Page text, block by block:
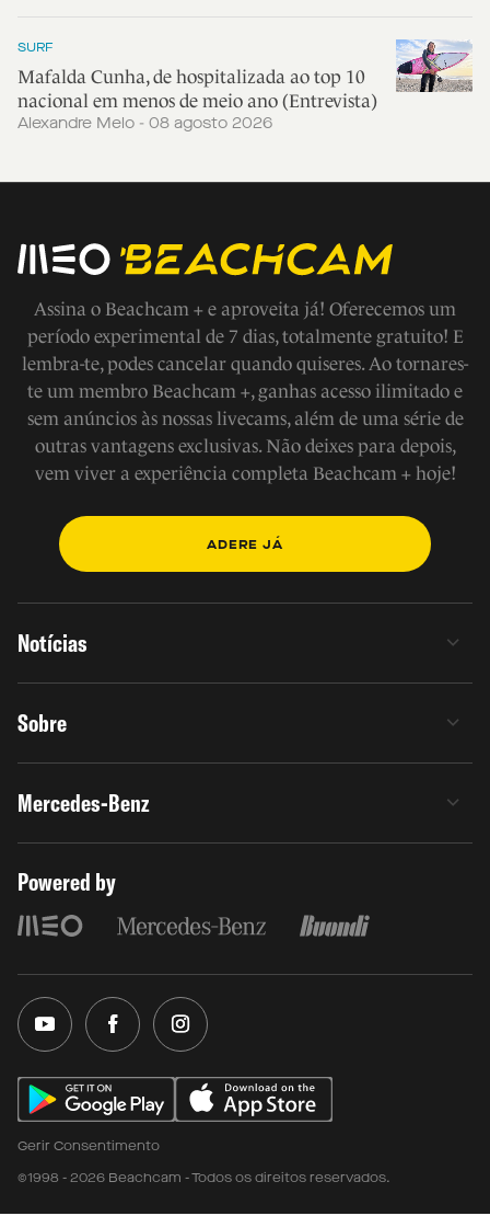
SURF
Mafalda Cunha, de hospitalizada ao top 10
nacional em menos de meio ano (Entrevista)
Alexandre Melo - 08 agosto 2026
Assina o Beachcam + e aproveita já! Oferecemos um
período experimental de 7 dias, totalmente gratuito! E
lembra-te, podes cancelar quando quiseres. Ao tornares-
te um membro Beachcam +, ganhas acesso ilimitado e
sem anúncios às nossas livecams, além de uma série de
outras vantagens exclusivas. Não deixes para depois,
vem viver a experiência completa Beachcam + hoje!
ADERE JÁ
Notícias
Sobre
Mercedes-Benz
Powered by
Gerir Consentimento
©1998 - 2026 Beachcam - Todos os direitos reservados.